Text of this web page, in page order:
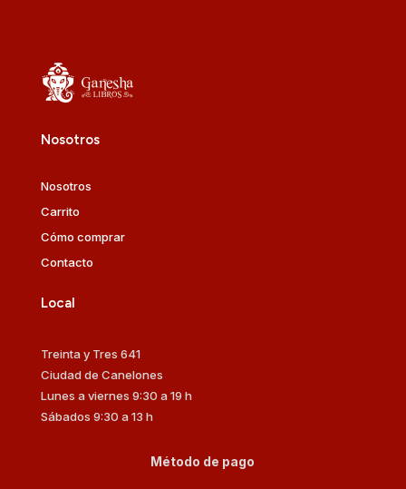
Nosotros
Nosotros
Carrito
Cómo comprar
Contacto
Local
Treinta y Tres 641
Ciudad de Canelones
Lunes a viernes 9:30 a 19 h
Sábados 9:30 a 13 h
Método de pago